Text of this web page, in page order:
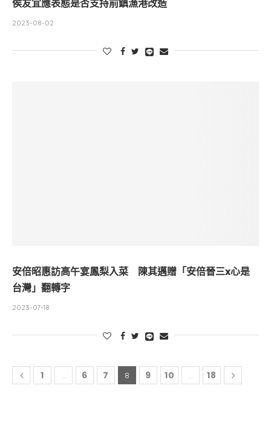
侯友宜應表態是否支持前鎮漁港改造
2023-08-02
安倍昭惠訪高午宴鳳梨入菜 陳其邁贈「安倍晉三x心是
台灣」翻轉字
2023-07-18
1 ... 6 7 8 9 10 ... 18